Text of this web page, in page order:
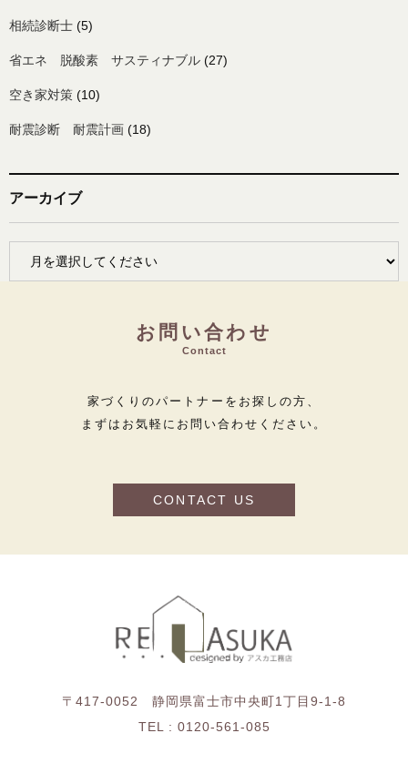
相続診断士 (5)
省エネ 脱酸素 サスティナブル (27)
空き家対策 (10)
耐震診断 耐震計画 (18)
アーカイブ
お問い合わせ
Contact
家づくりのパートナーをお探しの方、
まずはお気軽にお問い合わせください。
CONTACT US
〒417-0052 静岡県富士市中央町1丁目9-1-8
TEL : 0120-561-085